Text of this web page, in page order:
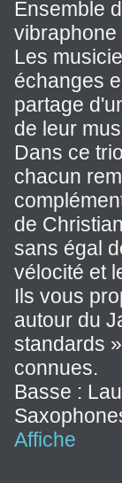
Ensemble
vibraphone
Les
échanges
partage
de leur
Dans ce
chacun
de
sans égal
vélocité et
Ils vous
autour du
standards
connues.
Basse :
Affiche